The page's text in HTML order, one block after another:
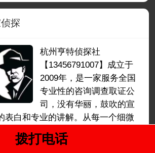
探
杭州亨特侦探社
【13456791007】成立于
2009年，是一家服务全国
专业性的咨询调查取证公
司，没有华丽，鼓吹的宣
表白和专业的讲解。从每一个细微
诚信为立身之本，以实干为成功之
户提供优质满意的服务，认真摸索
拨打电话